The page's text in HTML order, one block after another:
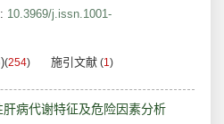
10.3969/j.issn.1001-
(254) 施引文献 (1)
病代谢特征及危险因素分析